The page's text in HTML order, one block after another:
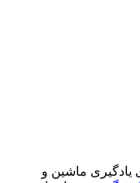
یادگیری ماشین و